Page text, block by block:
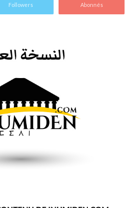
Followers Abonnés